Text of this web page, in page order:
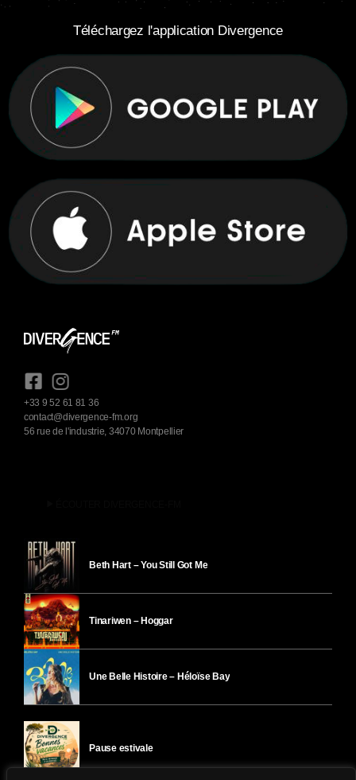
Téléchargez l'application Divergence
+33 9 52 61 81 36
contact@divergence-fm.org
56 rue de l'industrie, 34070 Montpellier
Beth Hart – You Still Got Me
Tinariwen – Hoggar
Une Belle Histoire – Héloïse Bay
Pause estivale